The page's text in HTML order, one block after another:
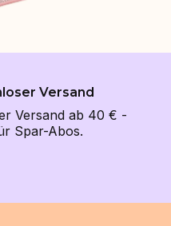
Versand
Versand ab 40 € -
Spar-Abos.